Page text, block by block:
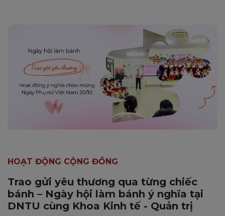
HOẠT ĐỘNG CỘNG ĐỒNG
Trao gửi yêu thương qua từng chiếc
bánh – Ngày hội làm bánh ý nghĩa tại
DNTU cùng Khoa Kinh tế - Quản trị